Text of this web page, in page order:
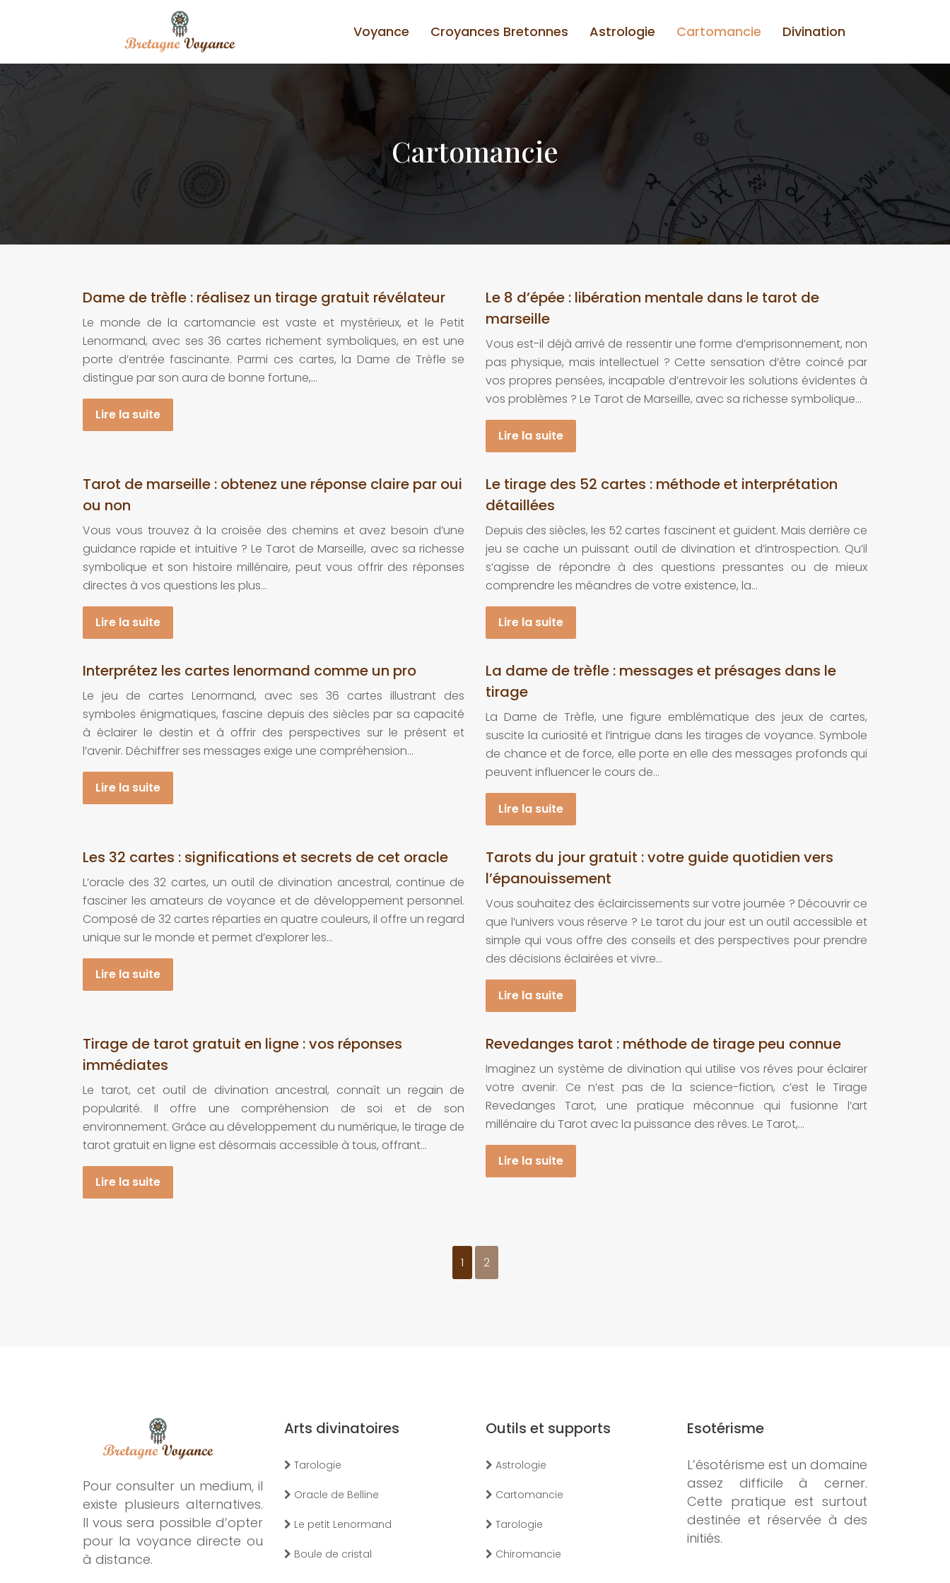
Voyance Croyances Bretonnes Astrologie Cartomancie Divination
Cartomancie
Dame de trèfle : réalisez un tirage gratuit révélateur
Le monde de la cartomancie est vaste et mystérieux, et le Petit
Lenormand, avec ses 36 cartes richement symboliques, en est une
porte d’entrée fascinante. Parmi ces cartes, la Dame de Trèfle se
distingue par son aura de bonne fortune,…
Lire la suite
Le 8 d’épée : libération mentale dans le tarot de
marseille
Vous est-il déjà arrivé de ressentir une forme d’emprisonnement, non
pas physique, mais intellectuel ? Cette sensation d’être coincé par
vos propres pensées, incapable d’entrevoir les solutions évidentes à
vos problèmes ? Le Tarot de Marseille, avec sa richesse symbolique…
Lire la suite
Tarot de marseille : obtenez une réponse claire par oui
ou non
Vous vous trouvez à la croisée des chemins et avez besoin d’une
guidance rapide et intuitive ? Le Tarot de Marseille, avec sa richesse
symbolique et son histoire millénaire, peut vous offrir des réponses
directes à vos questions les plus…
Lire la suite
Le tirage des 52 cartes : méthode et interprétation
détaillées
Depuis des siècles, les 52 cartes fascinent et guident. Mais derrière ce
jeu se cache un puissant outil de divination et d’introspection. Qu’il
s’agisse de répondre à des questions pressantes ou de mieux
comprendre les méandres de votre existence, la…
Lire la suite
Interprétez les cartes lenormand comme un pro
Le jeu de cartes Lenormand, avec ses 36 cartes illustrant des
symboles énigmatiques, fascine depuis des siècles par sa capacité
à éclairer le destin et à offrir des perspectives sur le présent et
l’avenir. Déchiffrer ses messages exige une compréhension…
Lire la suite
La dame de trèfle : messages et présages dans le
tirage
La Dame de Trèfle, une figure emblématique des jeux de cartes,
suscite la curiosité et l’intrigue dans les tirages de voyance. Symbole
de chance et de force, elle porte en elle des messages profonds qui
peuvent influencer le cours de…
Lire la suite
Les 32 cartes : significations et secrets de cet oracle
L’oracle des 32 cartes, un outil de divination ancestral, continue de
fasciner les amateurs de voyance et de développement personnel.
Composé de 32 cartes réparties en quatre couleurs, il offre un regard
unique sur le monde et permet d’explorer les…
Lire la suite
Tarots du jour gratuit : votre guide quotidien vers
l’épanouissement
Vous souhaitez des éclaircissements sur votre journée ? Découvrir ce
que l’univers vous réserve ? Le tarot du jour est un outil accessible et
simple qui vous offre des conseils et des perspectives pour prendre
des décisions éclairées et vivre…
Lire la suite
Tirage de tarot gratuit en ligne : vos réponses
immédiates
Le tarot, cet outil de divination ancestral, connaît un regain de
popularité. Il offre une compréhension de soi et de son
environnement. Grâce au développement du numérique, le tirage de
tarot gratuit en ligne est désormais accessible à tous, offrant…
Lire la suite
Revedanges tarot : méthode de tirage peu connue
Imaginez un système de divination qui utilise vos rêves pour éclairer
votre avenir. Ce n’est pas de la science-fiction, c’est le Tirage
Revedanges Tarot, une pratique méconnue qui fusionne l’art
millénaire du Tarot avec la puissance des rêves. Le Tarot,…
Lire la suite
1 2
Pour consulter un medium, il
existe plusieurs alternatives.
Il vous sera possible d’opter
pour la voyance directe ou
à distance.
Arts divinatoires
Tarologie
Oracle de Belline
Le petit Lenormand
Boule de cristal
Outils et supports
Astrologie
Cartomancie
Tarologie
Chiromancie
Esotérisme
L’ésotérisme est un domaine
assez difficile à cerner.
Cette pratique est surtout
destinée et réservée à des
initiés.